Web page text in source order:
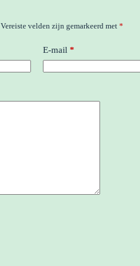
Vereiste velden zijn gemarkeerd met *
E-mail *